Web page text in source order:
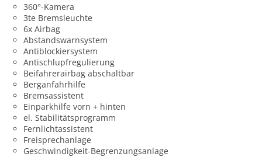
360°-Kamera
3te Bremsleuchte
6x Airbag
Abstandswarnsystem
Antiblockiersystem
Antischlupfregulierung
Beifahrerairbag abschaltbar
Berganfahrhilfe
Bremsassistent
Einparkhilfe vorn + hinten
el. Stabilitätsprogramm
Fernlichtassistent
Freisprechanlage
Geschwindigkeit-Begrenzungsanlage